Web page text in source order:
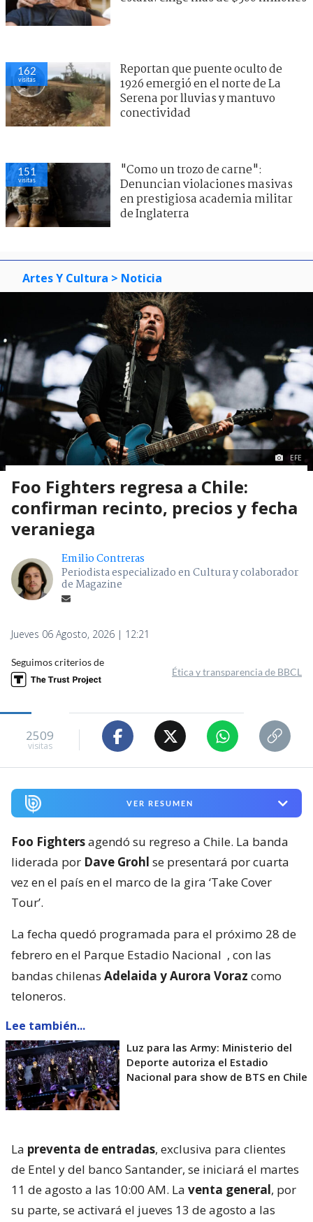
162
visitas
Reportan que puente oculto de
1926 emergió en el norte de La
Serena por lluvias y mantuvo
conectividad
151
visitas
"Como un trozo de carne":
Denuncian violaciones masivas
en prestigiosa academia militar
de Inglaterra
Artes Y Cultura > Noticia
EFE
Foo Fighters regresa a Chile:
confirman recinto, precios y fecha
veraniega
Emilio Contreras
Periodista especializado en Cultura y colaborador
de Magazine
Jueves 06 Agosto, 2026 | 12:21
Seguimos criterios de
Ética y transparencia de BBCL
2509
visitas
VER RESUMEN
Foo Fightersagendó su regreso a Chile. La banda
liderada por Dave Grohl se presentará por cuarta
vez en el país en el marco de la gira ‘Take Cover
Tour’.
La fecha quedó programada para el próximo 28 de
febrero en el Parque Estadio Nacional , con las
bandas chilenas Adelaida y Aurora Voraz como
teloneros.
Lee también...
Luz para las Army: Ministerio del
Deporte autoriza el Estadio
Nacional para show de BTS en Chile
La preventa de entradas, exclusiva para clientes
de Entel y del banco Santander, se iniciará el martes
11 de agosto a las 10:00 AM. La venta general, por
su parte, se activará el jueves 13 de agosto a las